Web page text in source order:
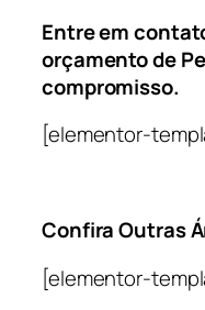
Entre em
orçamento de
compromisso.
[elementor-
Confira Outras
[elementor-